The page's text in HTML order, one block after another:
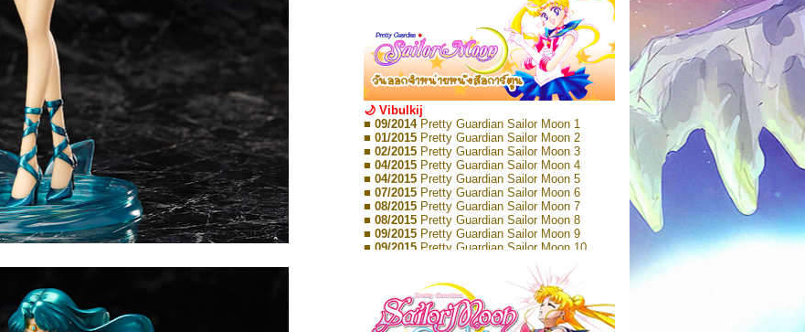
🌙 Vibulkij
■ 09/2014 Pretty Guardian Sailor Moon 1
■ 01/2015 Pretty Guardian Sailor Moon 2
■ 02/2015 Pretty Guardian Sailor Moon 3
■ 04/2015 Pretty Guardian Sailor Moon 4
■ 04/2015 Pretty Guardian Sailor Moon 5
■ 07/2015 Pretty Guardian Sailor Moon 6
■ 08/2015 Pretty Guardian Sailor Moon 7
■ 08/2015 Pretty Guardian Sailor Moon 8
■ 09/2015 Pretty Guardian Sailor Moon 9
■ 09/2015 Pretty Guardian Sailor Moon 10
Pretty Guardian Sailor Moon 11
Pretty Guardian Sailor Moon 12
Pretty Guardian Sailor Moon Short
Stories 1
■ 09/2018Pretty Guardian Sailor Moon Short